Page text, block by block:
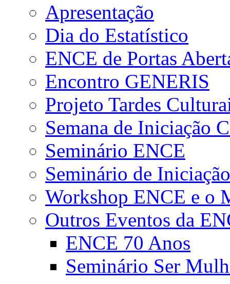
Apresentação
Dia do Estatístico
ENCE de Portas
Encontro GENERIS
Projeto Tardes
Semana de Iniciação
Seminário ENCE
Seminário de
Workshop ENCE e o
Outros Eventos da
ENCE 70 Anos
Seminário Ser